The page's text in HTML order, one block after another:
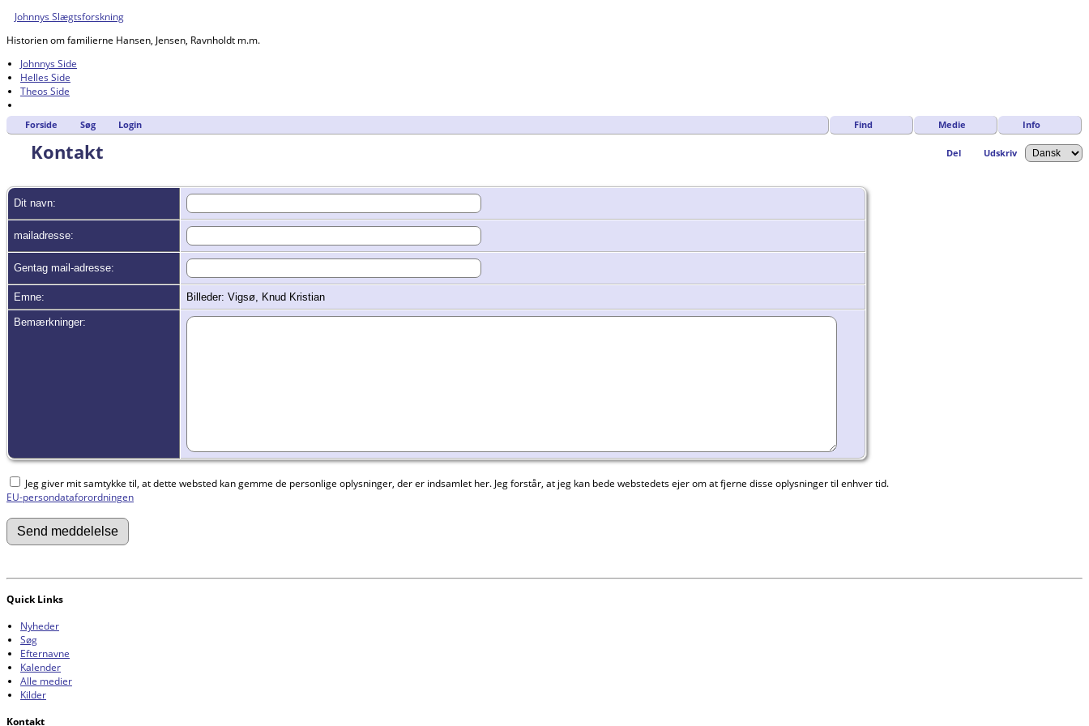
Johnnys Slægtsforskning
Historien om familierne Hansen, Jensen, Ravnholdt m.m.
Johnnys Side
Helles Side
Theos Side
Find Medie Info
Forside Søg Login
Del Udskriv
Kontakt
Dit navn:
mailadresse:
Gentag mail-adresse:
Emne: Billeder: Vigsø, Knud Kristian
Bemærkninger:
Jeg giver mit samtykke til, at dette websted kan gemme de personlige oplysninger, der er indsamlet her. Jeg forstår, at jeg kan bede webstedets ejer om at fjerne disse oplysninger til enhver tid.
EU-persondataforordningen
Quick Links
Nyheder
Søg
Efternavne
Kalender
Alle medier
Kilder
Kontakt